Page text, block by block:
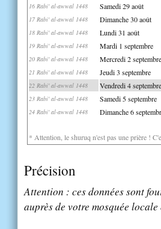
16 Rabi' al-awwal 1448 Samedi 29 août
17 Rabi' al-awwal 1448 Dimanche 30 août
18 Rabi' al-awwal 1448 Lundi 31 août
19 Rabi' al-awwal 1448 Mardi 1 septembre
20 Rabi' al-awwal 1448 Mercredi 2 septembre
21 Rabi' al-awwal 1448 Jeudi 3 septembre
22 Rabi' al-awwal 1448 Vendredi 4 septembre
23 Rabi' al-awwal 1448 Samedi 5 septembre
24 Rabi' al-awwal 1448 Dimanche 6
* Attention, le shuruq n'est pas une prière !
Précision
Attention : ces données sont
auprès de votre mosquée